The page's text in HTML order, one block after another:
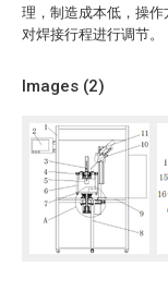
理，制造成本低，操
对焊接行程进行调节。
Images (2)